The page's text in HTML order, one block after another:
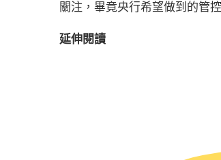
關注，畢竟央行希望做到的管
延伸閱讀